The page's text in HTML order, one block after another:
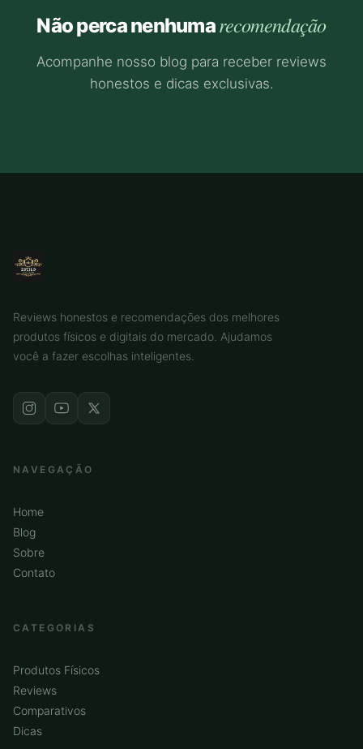
Não perca nenhumarecomendação
Acompanhe nosso blog para receber reviews
honestos e dicas exclusivas.
Reviews honestos e recomendações dos melhores
produtos físicos e digitais do mercado. Ajudamos
você a fazer escolhas inteligentes.
NAVEGAÇÃO
Home
Blog
Sobre
Contato
CATEGORIAS
Produtos Físicos
Reviews
Comparativos
Dicas